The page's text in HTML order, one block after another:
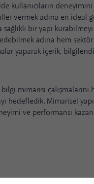
kullanıcıların
vermek adına en ideal
bir yapı kurabilmeyi
adına hem
yaparak içerik,
mimarisi
hedefledik. Mimarisel
ve performansı